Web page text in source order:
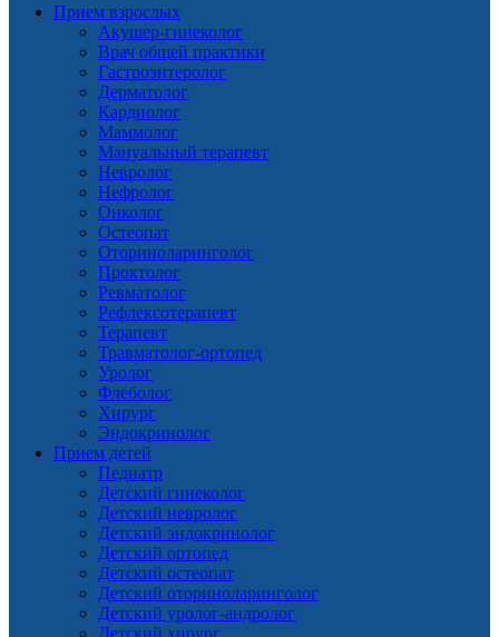
Прием взрослых
Акушер-гинеколог
Врач общей практики
Гастроэнтеролог
Дерматолог
Кардиолог
Маммолог
Мануальный терапевт
Невролог
Нефролог
Онколог
Остеопат
Оториноларинголог
Проктолог
Ревматолог
Рефлексотерапевт
Терапевт
Травматолог-ортопед
Уролог
Флеболог
Хирург
Эндокринолог
Прием детей
Педиатр
Детский гинеколог
Детский невролог
Детский эндокринолог
Детский ортопед
Детский остеопат
Детский оториноларинголог
Детский уролог-андролог
Детский хирург